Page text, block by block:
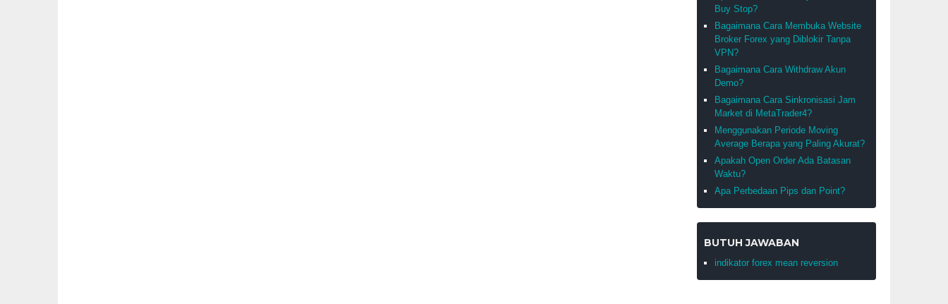
Buy Stop?
Bagaimana Cara Membuka Website
Broker Forex yang Diblokir Tanpa
VPN?
Bagaimana Cara Withdraw Akun
Demo?
Bagaimana Cara Sinkronisasi Jam
Market di MetaTrader4?
Menggunakan Periode Moving
Average Berapa yang Paling Akurat?
Apakah Open Order Ada Batasan
Waktu?
Apa Perbedaan Pips dan Point?
BUTUH JAWABAN
indikator forex mean reversion